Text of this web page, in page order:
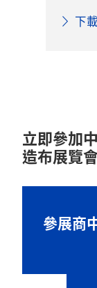
下載
立即參加
造布展覽
參展商